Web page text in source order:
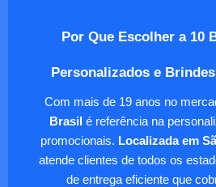
Por Que Escolher a 10
Personalizados e
Com mais de 19 anos no
Brasil é referência na
promocionais. Localizada em
atende clientes de todos os
de entrega eficiente que